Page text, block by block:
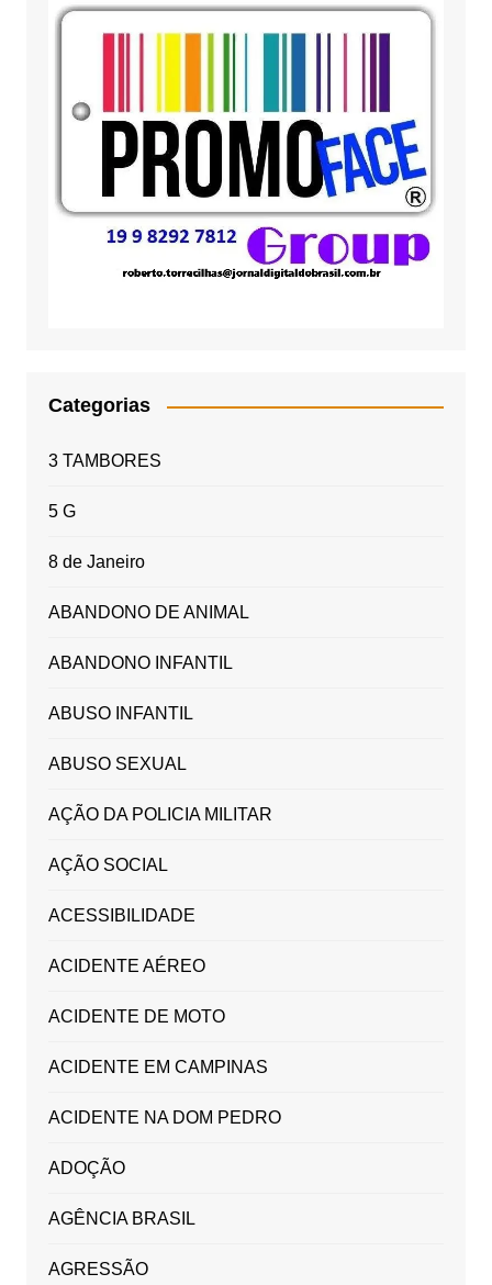
Categorias
3 TAMBORES
5 G
8 de Janeiro
ABANDONO DE ANIMAL
ABANDONO INFANTIL
ABUSO INFANTIL
ABUSO SEXUAL
AÇÃO DA POLICIA MILITAR
AÇÃO SOCIAL
ACESSIBILIDADE
ACIDENTE AÉREO
ACIDENTE DE MOTO
ACIDENTE EM CAMPINAS
ACIDENTE NA DOM PEDRO
ADOÇÃO
AGÊNCIA BRASIL
AGRESSÃO